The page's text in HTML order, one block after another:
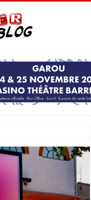
incontournable de